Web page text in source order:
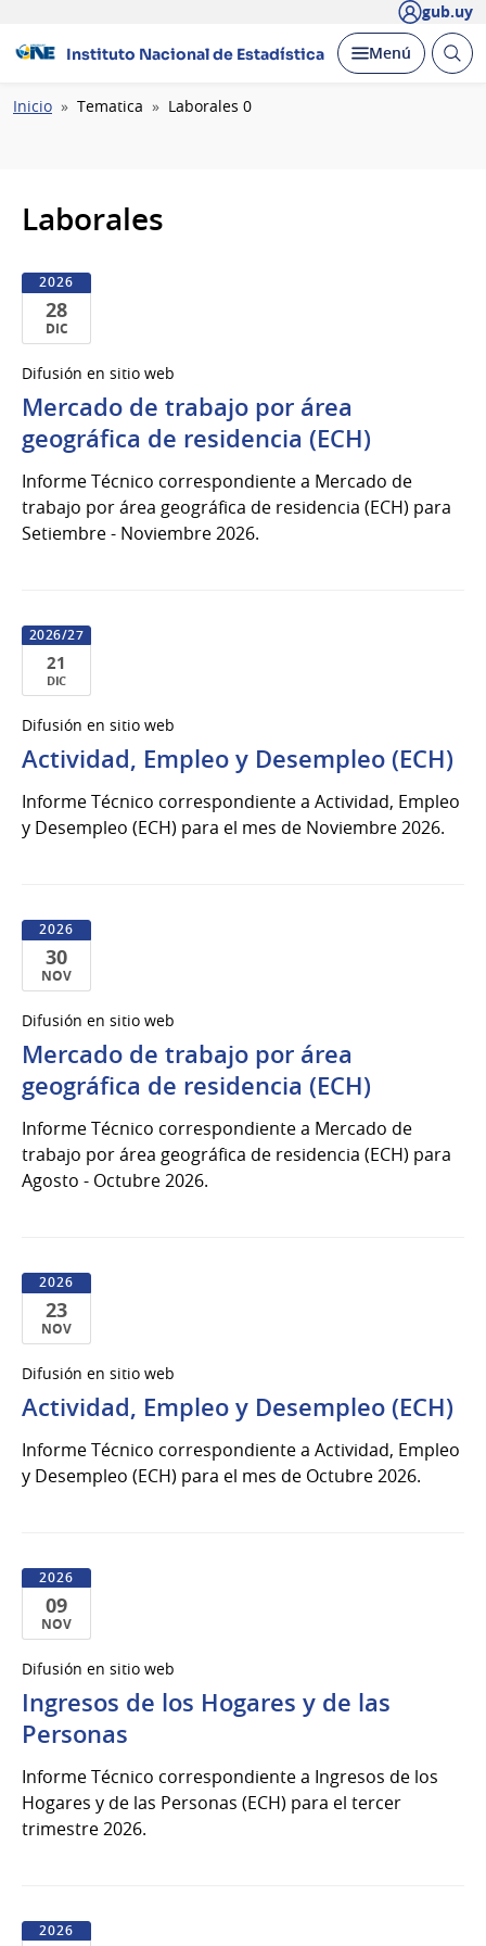
gub.uy
Instituto Nacional de Estadística Desplegar
Menú Abrir
Ruta
Inicio Tematica Laborales 0
Laborales
2026
28
DIC
de
Dic
del
2026
Difusión en sitio web
Mercado de trabajo por área
geográfica de residencia (ECH)
Informe Técnico correspondiente a Mercado de
trabajo por área geográfica de residencia (ECH) para
Setiembre - Noviembre 2026.
2026/27
21
DIC
de
Dic
2026
al
Dic
del
2027
Difusión en sitio web
Actividad, Empleo y Desempleo (ECH)
Informe Técnico correspondiente a Actividad, Empleo
y Desempleo (ECH) para el mes de Noviembre 2026.
2026
30
NOV
de
Nov
del
2026
Difusión en sitio web
Mercado de trabajo por área
geográfica de residencia (ECH)
Informe Técnico correspondiente a Mercado de
trabajo por área geográfica de residencia (ECH) para
Agosto - Octubre 2026.
2026
23
NOV
de
Nov
2026
Difusión en sitio web
Actividad, Empleo y Desempleo (ECH)
Informe Técnico correspondiente a Actividad, Empleo
y Desempleo (ECH) para el mes de Octubre 2026.
2026
09
NOV
de
Nov
del
Difusión en sitio web
Ingresos de los Hogares y de las
Personas
Informe Técnico correspondiente a Ingresos de los
Hogares y de las Personas (ECH) para el tercer
trimestre 2026.
2026